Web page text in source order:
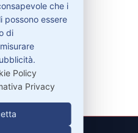
che i
possono essere
di
Policy
Privacy